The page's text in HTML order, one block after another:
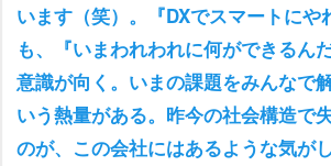
います（笑）。『DXでスマートにや
も、『いまわれわれに何ができるん
意識が向く。いまの課題をみんなで
いう熱量がある。昨今の社会構造で
のが、この会社にはあるような気が